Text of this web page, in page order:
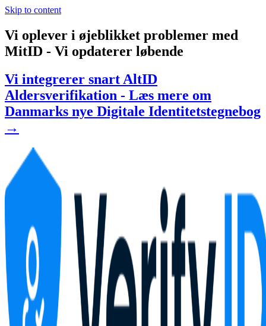
Skip to content
Vi oplever i øjeblikket problemer med
MitID - Vi opdaterer løbende
Vi integrerer snart AltID
Aldersverifikation - Læs mere om
Danmarks nye Digitale Identitetstegnebog
→